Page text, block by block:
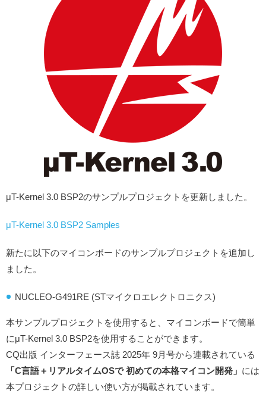
μT-Kernel 3.0 BSP2のサンプルプロジェクトを更新しました。
μT-Kernel 3.0 BSP2 Samples
新たに以下のマイコンボードのサンプルプロジェクトを追加し
ました。
NUCLEO-G491RE (STマイクロエレクトロニクス)
本サンプルプロジェクトを使用すると、マイコンボードで簡単
にμT-Kernel 3.0 BSP2を使用することができます。
CQ出版 インターフェース誌 2025年 9月号から連載されている
「C言語＋リアルタイムOSで 初めての本格マイコン開発」 には
本プロジェクトの詳しい使い方が掲載されています。